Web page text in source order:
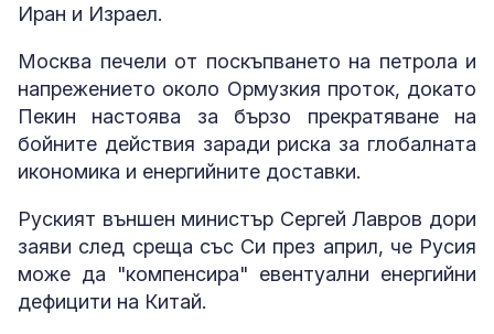
Иран и Израел.
Москва печели от поскъпването на петрола и
напрежението около Ормузкия проток, докато
Пекин настоява за бързо прекратяване на
бойните действия заради риска за глобалната
икономика и енергийните доставки.
Руският външен министър Сергей Лавров дори
заяви след среща със Си през април, че Русия
може да "компенсира" евентуални енергийни
дефицити на Китай.